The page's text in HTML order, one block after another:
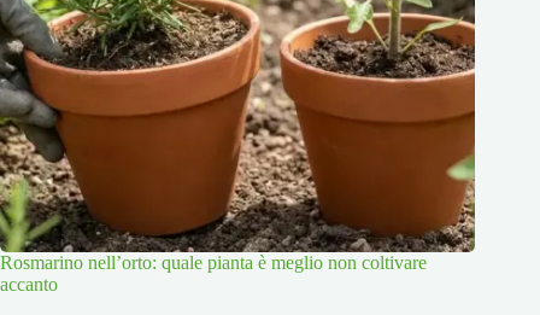
Rosmarino nell’orto: quale pianta è meglio non coltivare
accanto